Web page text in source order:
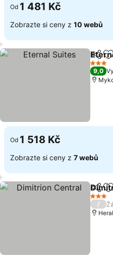
Od 1 481 Kč
Zobrazte si ceny z 10 webů
Sdílet
3
9,0
Od 1 518 Kč
Zobrazte si ceny z 7 webů
Sdílet
3 Počet
/